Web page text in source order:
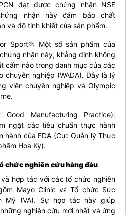
đạt được chứng nhận NSF
nhận này đảm bảo chất
và độ tinh khiết của sản phẩm.
Sport®: Một số sản phẩm của
nhận này, khẳng định không
cấm nào trong danh mục của các
chuyên nghiệp (WADA). Đây là lý
viên chuyên nghiệp và Olympic
Good Manufacturing Practice):
ngặt các tiêu chuẩn thực hành
hành của FDA (Cục Quản lý Thực
Hoa Kỳ).
chức nghiên cứu hàng đầu
hợp tác với các tổ chức nghiên
Mayo Clinic và Tổ chức Sức
Mỹ (VA). Sự hợp tác này giúp
nghiên cứu mới nhất và ứng